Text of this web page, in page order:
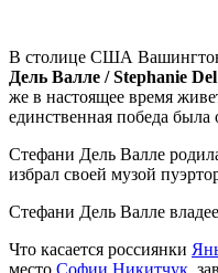
В столице США
Дель Валле / Stephanie
же в настоящее время
единственная победа
Стефани Дель Валле
избрал своей музой
Стефани Дель Валле
Что касается россиянки
место Софии Никитчук,